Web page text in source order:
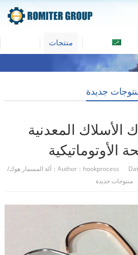
منتجات
جديدة
الأسلاك المعدنية
الأوتوماتيكية
Author：hookprocess آلة المسمار هوك/
منتوجات جديدة